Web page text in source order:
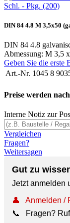
DIN 84 4.8 M 3,5x50
DIN 84 4.8
Abmessung: M 3,5
Geben Sie die erste
Art.-Nr. 1045 8
Preise werden
Interne Notiz zur
Vergleichen
Fragen?
Weitersagen
Gut zu
Jetzt anmelden
👤
Anmelden /
📞
Fragen?